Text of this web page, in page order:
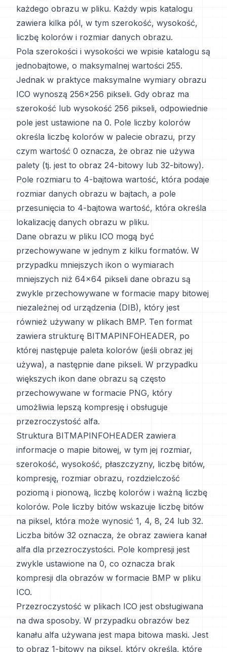
każdego obrazu w pliku. Każdy wpis katalogu
zawiera kilka pól, w tym szerokość, wysokość,
liczbę kolorów i rozmiar danych obrazu.
Pola szerokości i wysokości we wpisie katalogu są
jednobajtowe, o maksymalnej wartości 255.
Jednak w praktyce maksymalne wymiary obrazu
ICO wynoszą 256x256 pikseli. Gdy obraz ma
szerokość lub wysokość 256 pikseli, odpowiednie
pole jest ustawione na 0. Pole liczby kolorów
określa liczbę kolorów w palecie obrazu, przy
czym wartość 0 oznacza, że obraz nie używa
palety (tj. jest to obraz 24-bitowy lub 32-bitowy).
Pole rozmiaru to 4-bajtowa wartość, która podaje
rozmiar danych obrazu w bajtach, a pole
przesunięcia to 4-bajtowa wartość, która określa
lokalizację danych obrazu w pliku.
Dane obrazu w pliku ICO mogą być
przechowywane w jednym z kilku formatów. W
przypadku mniejszych ikon o wymiarach
mniejszych niż 64x64 pikseli dane obrazu są
zwykle przechowywane w formacie mapy bitowej
niezależnej od urządzenia (DIB), który jest
również używany w plikach BMP. Ten format
zawiera strukturę BITMAPINFOHEADER, po
której następuje paleta kolorów (jeśli obraz jej
używa), a następnie dane pikseli. W przypadku
większych ikon dane obrazu są często
przechowywane w formacie PNG, który
umożliwia lepszą kompresję i obsługuje
przezroczystość alfa.
Struktura BITMAPINFOHEADER zawiera
informacje o mapie bitowej, w tym jej rozmiar,
szerokość, wysokość, płaszczyzny, liczbę bitów,
kompresję, rozmiar obrazu, rozdzielczość
poziomą i pionową, liczbę kolorów i ważną liczbę
kolorów. Pole liczby bitów wskazuje liczbę bitów
na piksel, która może wynosić 1, 4, 8, 24 lub 32.
Liczba bitów 32 oznacza, że obraz zawiera kanał
alfa dla przezroczystości. Pole kompresji jest
zwykle ustawione na 0, co oznacza brak
kompresji dla obrazów w formacie BMP w pliku
ICO.
Przezroczystość w plikach ICO jest obsługiwana
na dwa sposoby. W przypadku obrazów bez
kanału alfa używana jest mapa bitowa maski. Jest
to obraz 1-bitowy na piksel, który określa, które